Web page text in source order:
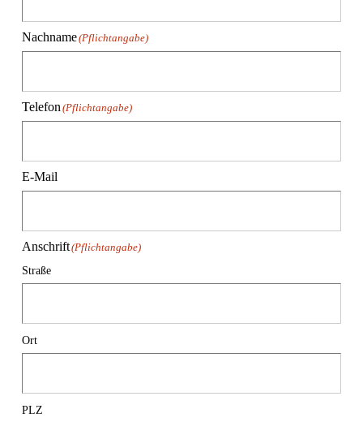
Nachname(Pflichtangabe)
Telefon (Pflichtangabe)
E-Mail
Anschrift(Pflichtangabe)
Straße
Ort
PLZ